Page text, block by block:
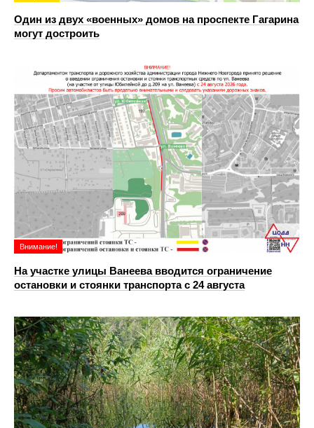
Один из двух «военных» домов на проспекте Гагарина
могут достроить
Внимание!
На участке улицы Ванеева вводится ограничение
остановки и стоянки транспорта с 24 августа